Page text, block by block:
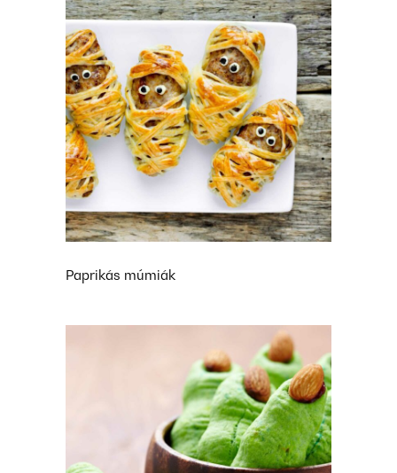
Paprikás múmiák